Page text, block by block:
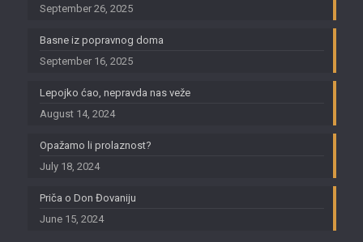
September 26, 2025
Basne iz popravnog doma
September 16, 2025
Lepojko ćao, nepravda nas veže
August 14, 2024
Opažamo li prolaznost?
July 18, 2024
Priča o Don Đovaniju
June 15, 2024